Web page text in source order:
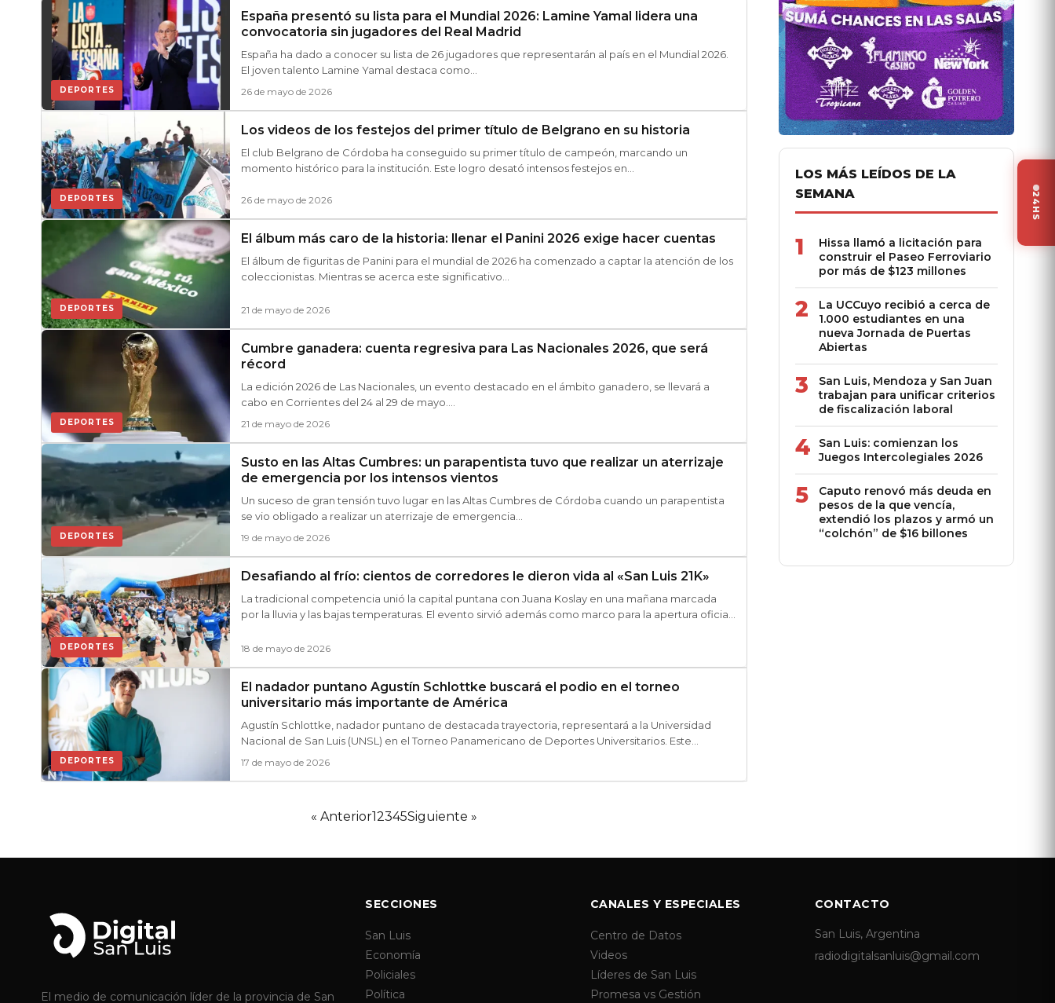
24HS
DEPORTES
España presentó su lista para el Mundial 2026: Lamine Yamal lidera una
convocatoria sin jugadores del Real Madrid
España ha dado a conocer su lista de 26 jugadores que representarán al país en el Mundial 2026.
El joven talento Lamine Yamal destaca como...
26 de mayo de 2026
DEPORTES
Los videos de los festejos del primer título de Belgrano en su historia
El club Belgrano de Córdoba ha conseguido su primer título de campeón, marcando un
momento histórico para la institución. Este logro desató intensos festejos en...
26 de mayo de 2026
DEPORTES
El álbum más caro de la historia: llenar el Panini 2026 exige hacer cuentas
El álbum de figuritas de Panini para el mundial de 2026 ha comenzado a captar la atención de los
coleccionistas. Mientras se acerca este significativo...
21 de mayo de 2026
DEPORTES
Cumbre ganadera: cuenta regresiva para Las Nacionales 2026, que será
récord
La edición 2026 de Las Nacionales, un evento destacado en el ámbito ganadero, se llevará a
cabo en Corrientes del 24 al 29 de mayo....
21 de mayo de 2026
DEPORTES
Susto en las Altas Cumbres: un parapentista tuvo que realizar un aterrizaje
de emergencia por los intensos vientos
Un suceso de gran tensión tuvo lugar en las Altas Cumbres de Córdoba cuando un parapentista
se vio obligado a realizar un aterrizaje de emergencia...
19 de mayo de 2026
DEPORTES
Desafiando al frío: cientos de corredores le dieron vida al «San Luis 21K»
La tradicional competencia unió la capital puntana con Juana Koslay en una mañana marcada
por la lluvia y las bajas temperaturas. El evento sirvió además como marco para la apertura oficial
18 de mayo de 2026
DEPORTES
El nadador puntano Agustín Schlottke buscará el podio en el torneo
universitario más importante de América
Agustín Schlottke, nadador puntano de destacada trayectoria, representará a la Universidad
Nacional de San Luis (UNSL) en el Torneo Panamericano de Deportes Universitarios. Este
certamen...
17 de mayo de 2026
« Anterior12345Siguiente »
LOS MÁS LEÍDOS DE LA
SEMANA
1
Hissa llamó a licitación para
construir el Paseo Ferroviario
por más de $123 millones
2
La UCCuyo recibió a cerca de
1.000 estudiantes en una
nueva Jornada de Puertas
Abiertas
3
San Luis, Mendoza y San Juan
trabajan para unificar criterios
de fiscalización laboral
4
San Luis: comienzan los
Juegos Intercolegiales 2026
5
Caputo renovó más deuda en
pesos de la que vencía,
extendió los plazos y armó un
“colchón” de $16 billones
El medio de comunicación líder de la provincia de San
SECCIONES
San Luis
Economía
Policiales
Política
CANALES Y ESPECIALES
Centro de Datos
Videos
Líderes de San Luis
Promesa vs Gestión
CONTACTO
San Luis, Argentina
radiodigitalsanluis@gmail.com